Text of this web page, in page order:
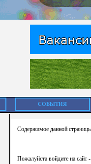
СОБЫТИЯ
Содержимое данной
Пожалуйста войдите на сайт -